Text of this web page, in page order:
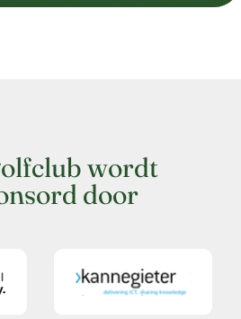
wordt
door